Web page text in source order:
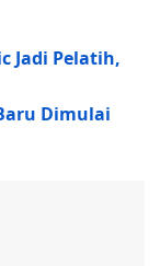
Jadi Pelatih,
Dimulai